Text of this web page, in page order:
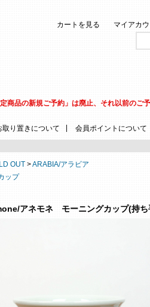
カートを見る
マイアカウ
定商品の新規ご予約」は廃止、それ以前のご
取り置きについて
会員ポイントについて
OUT >ARABIA/アラビア
ップ
アネモネ モーニングカップ(持ち